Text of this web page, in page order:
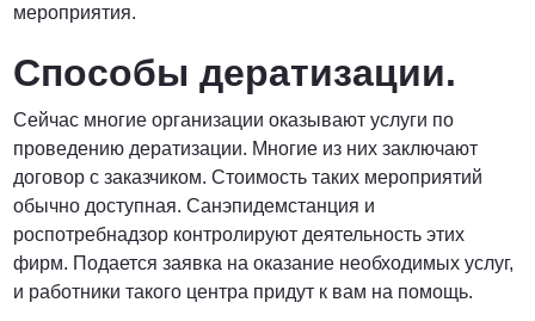
мероприятия.
Способы дератизации.
Сейчас многие организации оказывают услуги по
проведению дератизации. Многие из них заключают
договор с заказчиком. Стоимость таких мероприятий
обычно доступная. Санэпидемстанция и
роспотребнадзор контролируют деятельность этих
фирм. Подается заявка на оказание необходимых услуг,
и работники такого центра придут к вам на помощь.